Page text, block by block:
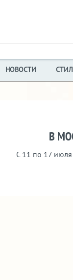
НОВОСТИ
В
С 11 по 17 июля